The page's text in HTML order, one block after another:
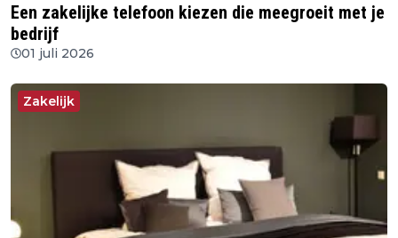
Een zakelijke telefoon kiezen die meegroeit met je
bedrijf
01 juli 2026
Zakelijk